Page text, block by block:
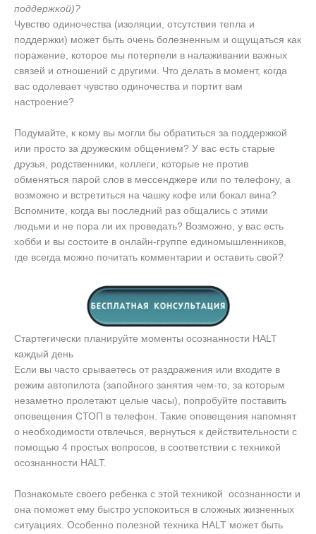
поддержкой)?
Чувство одиночества (изоляции, отсутствия тепла и
поддержки) может быть очень болезненным и ощущаться как
поражение, которое мы потерпели в налаживании важных
связей и отношений с другими. Что делать в момент, когда
вас одолевает чувство одиночества и портит вам
настроение?
Подумайте, к кому вы могли бы обратиться за поддержкой
или просто за дружеским общением? У вас есть старые
друзья, родственники, коллеги, которые не против
обменяться парой слов в мессенджере или по телефону, а
возможно и встретиться на чашку кофе или бокал вина?
Вспомните, когда вы последний раз общались с этими
людьми и не пора ли их проведать? Возможно, у вас есть
хобби и вы состоите в онлайн-группе единомышленников,
где всегда можно почитать комментарии и оставить свой?
Стартегически планируйте моменты осознанности HALT
каждый день
Если вы часто срываетесь от раздражения или входите в
режим автопилота (запойного занятия чем-то, за которым
незаметно пролетают целые часы), попробуйте поставить
оповещения СТОП в телефон. Такие оповещения напомнят
о необходимости отвлечься, вернуться к действительности с
помощью 4 простых вопросов, в соответствии с техникой
осознанности HALT.
Познакомьте своего ребенка с этой техникой осознанности и
она поможет ему быстро успокоиться в сложных жизненных
ситуациях. Особенно полезной техника HALT может быть